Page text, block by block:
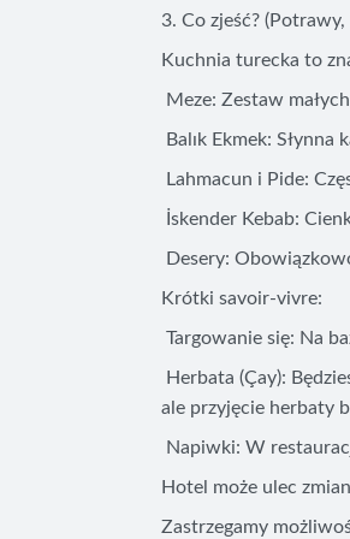
3. Co zjeść?
Kuchnia turecka to
Meze: Zestaw
Balık Ekmek:
Lahmacun i Pide:
İskender Kebab:
Desery:
Krótki savoir-vivre:
Targowanie się: Na
Herbata (Çay):
ale przyjęcie herbaty
Napiwki: W
Hotel może ulec
Zastrzegamy